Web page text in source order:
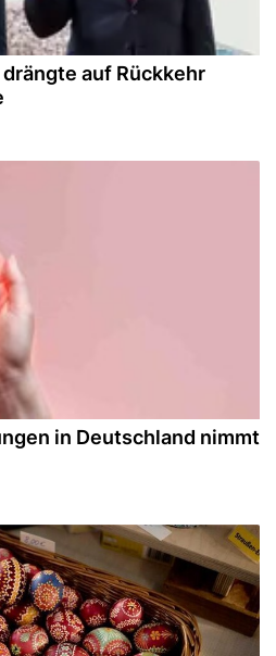
auf Rückkehr
in Deutschland nimmt